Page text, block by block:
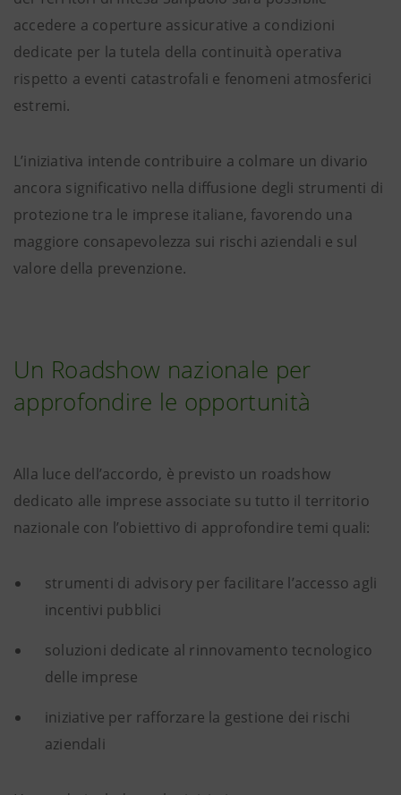
accedere a coperture assicurative a condizioni
dedicate per la tutela della continuità operativa
rispetto a eventi catastrofali e fenomeni atmosferici
estremi.
L’iniziativa intende contribuire a colmare un divario
ancora significativo nella diffusione degli strumenti di
protezione tra le imprese italiane, favorendo una
maggiore consapevolezza sui rischi aziendali e sul
valore della prevenzione.
Un Roadshow nazionale per
approfondire le opportunità
Alla luce dell’accordo, è previsto un roadshow
dedicato alle imprese associate su tutto il territorio
nazionale con l’obiettivo di approfondire temi quali:
strumenti di advisory per facilitare l’accesso agli
incentivi pubblici
soluzioni dedicate al rinnovamento tecnologico
delle imprese
iniziative per rafforzare la gestione dei rischi
aziendali